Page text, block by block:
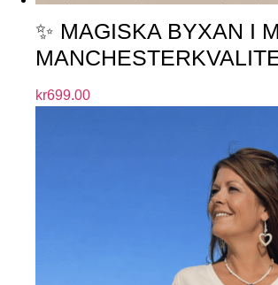
✨ MAGISKA BYXAN I
kr699.00